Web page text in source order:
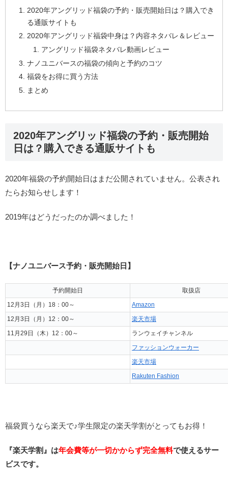
2020年アングリッド福袋の予約・販売開始日は？購入でき
る通販サイトも
2020年アングリッド福袋中身は？内容ネタバレ＆レビュー
アングリッド福袋ネタバレ動画レビュー
ナノユニバースの福袋の傾向と予約のコツ
福袋をお得に買う方法
まとめ
2020年アングリッド福袋の予約・販売開始
日は？購入できる通販サイトも
2020年福袋の予約開始日はまだ公開されていません。公表され
たらお知らせします！
2019年はどうだったのか調べました！
【ナノユニバース予約・販売開始日】
予約開始日
取扱店
12月3日（月）18：00～
Amazon
12月3日（月）12：00～
楽天市場
11月29日（木）12：00～
ランウェイチャンネル
ファッションウォーカー
楽天市場
Rakuten Fashion
福袋買うなら楽天で♪学生限定の楽天学割がとってもお得！
『楽天学割』は年会費等が一切かからず完全無料で使えるサー
ビスです。